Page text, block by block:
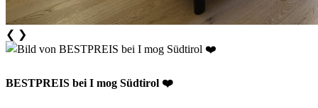
❮ ❯
BESTPREIS bei I mog Südtirol ❤️